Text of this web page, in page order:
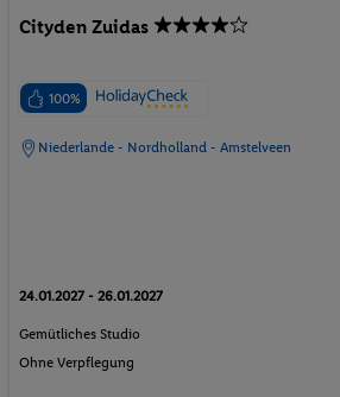
Cityden Zuidas
100%
Niederlande - Nordholland - Amstelveen
24.01.2027 - 26.01.2027
Gemütliches Studio
Ohne Verpflegung